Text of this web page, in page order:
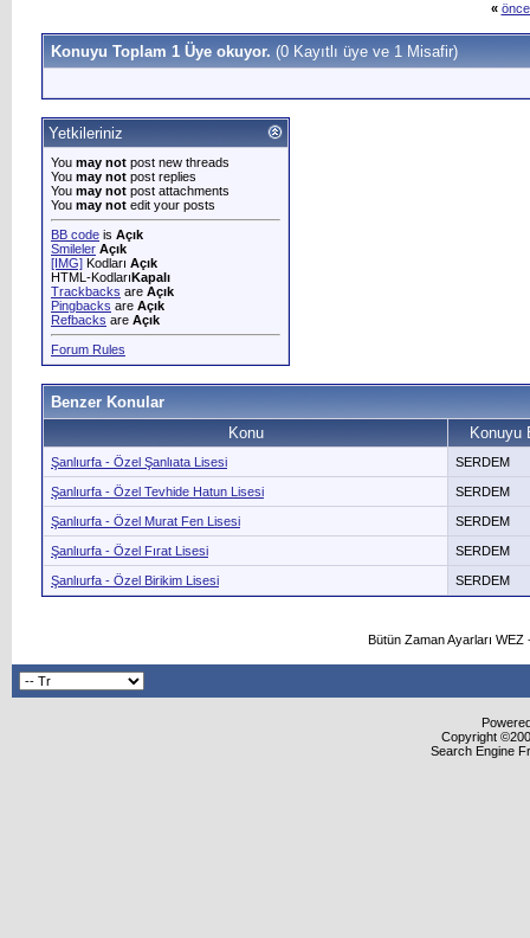
«
Konuyu Toplam 1 Üye okuyor. (0 Kayıtlı üye ve 1 Misafir)
Yetkileriniz
You may not post new threads
You may not post replies
You may not post attachments
You may not edit your posts
BB code is Açık
Smileler Açık
[IMG] Kodları Açık
HTML-KodlarıKapalı
Trackbacks are Açık
Pingbacks are Açık
Refbacks are Açık
Forum Rules
Benzer Konular
Konu
Konuyu
Şanlıurfa - Özel Şanlıata Lisesi SERDEM
Şanlıurfa - Özel Tevhide Hatun Lisesi SERDEM
Şanlıurfa - Özel Murat Fen Lisesi SERDEM
Şanlıurfa - Özel Fırat Lisesi SERDEM
Şanlıurfa - Özel Birikim Lisesi SERDEM
Bütün Zaman Ayarları
Copyright
Search Engine